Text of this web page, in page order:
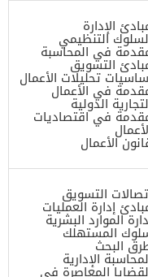
الإدارة
التنظيمي
في المحاسبة
التسويق
تحليلات الأعمال
في الأعمال
الدولية
في اقتصاديات
الأعمال
التسويق
إدارة العمليات
الموارد البشرية
المستهلك
البحث
الإدارية
المعاصرة في